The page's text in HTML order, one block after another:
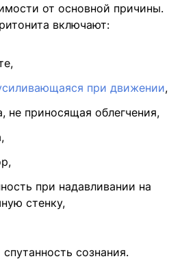
от основной причины.
включают:
при движении,
не приносящая облегчения,
при надавливании на
стенку,
сознания.